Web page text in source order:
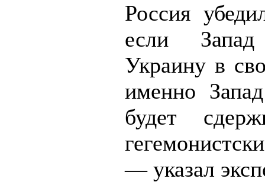
Россия
если Запад
Украину в
именно
будет
— указал